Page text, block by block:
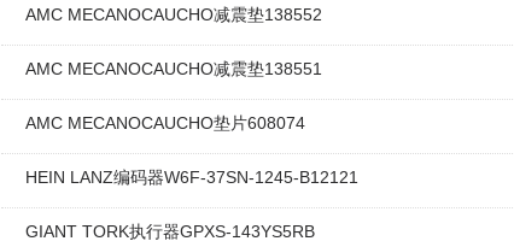
AMC MECANOCAUCHO减震垫138552
AMC MECANOCAUCHO减震垫138551
AMC MECANOCAUCHO垫片608074
HEIN LANZ编码器W6F-37SN-1245-B12121
GIANT TORK执行器GPXS-143YS5RB